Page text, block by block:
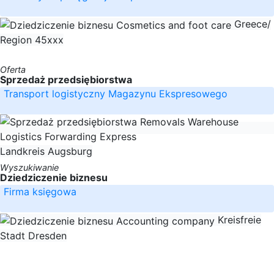
Greece/
Region 45xxx
Oferta
Sprzedaż przedsiębiorstwa
Transport logistyczny Magazynu Ekspresowego
Landkreis Augsburg
Wyszukiwanie
Dziedziczenie biznesu
Firma księgowa
Kreisfreie
Stadt Dresden